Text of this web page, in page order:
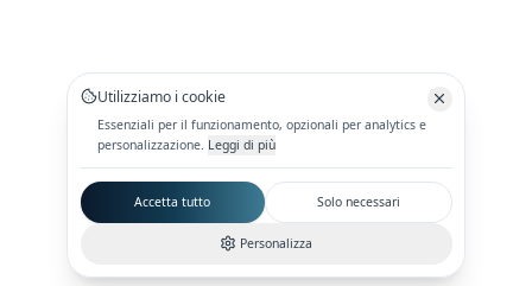
Utilizziamo i cookie
Essenziali per il funzionamento, opzionali per analytics e
personalizzazione. Leggi di più
Accetta tutto Solo necessari
Personalizza